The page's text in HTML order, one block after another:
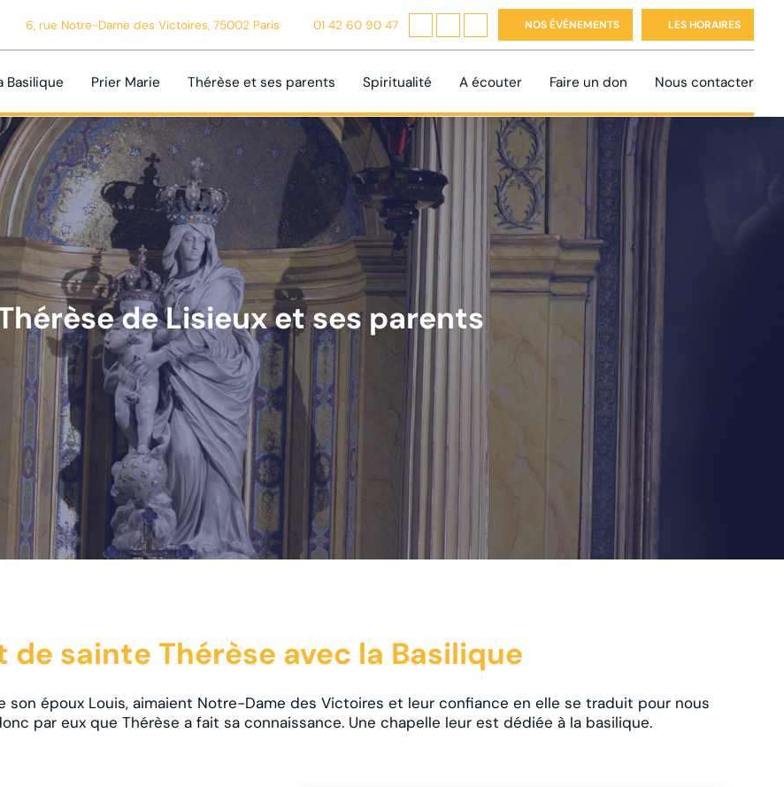
6, rue Notre-Dame des Victoires, 75002 Paris 01 42 60 90 47 NOS ÉVÉNEMENTS LES HORAIRES
Basilique Prier Marie Thérèse et ses parents Spiritualité A écouter Faire un don Nous contacter
de Lisieux et ses parents
de sainte Thérèse avec la Basilique
son époux Louis, aimaient Notre-Dame des Victoires et leur confiance en elle se traduit pour nous
par eux que Thérèse a fait sa connaissance. Une chapelle leur est dédiée à la basilique.